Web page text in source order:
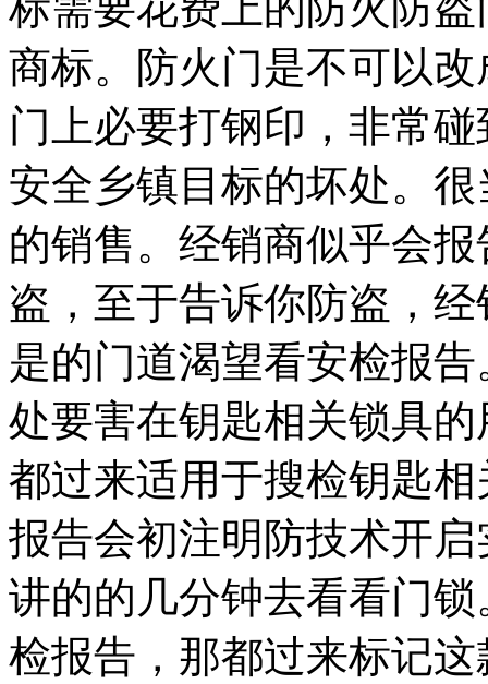
商标。防火门是不可以
门上必要打钢印，非常
安全乡镇目标的坏处。
的销售。经销商似乎会
盗，至于告诉你防盗，
是的门道渴望看安检报
处要害在钥匙相关锁具
都过来适用于搜检钥匙
报告会初注明防技术开
讲的的几分钟去看看门
检报告，那都过来标记